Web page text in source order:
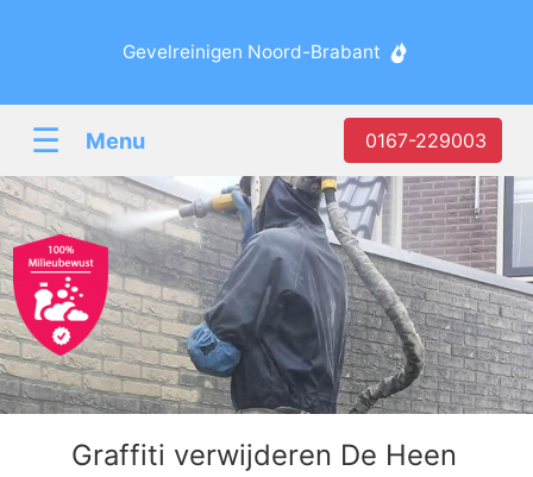
Gevelreinigen Noord-Brabant
☰ Menu 0167-229003
Graffiti verwijderen De Heen